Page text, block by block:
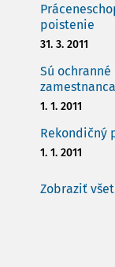
poistenie
31. 3. 2011
Sú
1. 1. 2011
Rekondičný
1. 1. 2011
Zobraziť